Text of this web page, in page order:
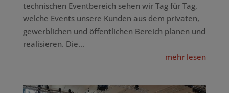
technischen Eventbereich sehen wir Tag für Tag,
welche Events unsere Kunden aus dem privaten,
gewerblichen und öffentlichen Bereich planen und
realisieren. Die...
mehr lesen